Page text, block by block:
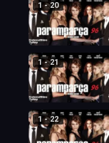
1 - 20
1 - 21
1 - 22